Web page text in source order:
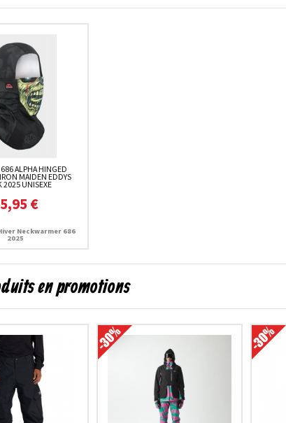
ALPHA HINGED
MAIDEN EDDYS
2025 UNISEXE
€
Neckwarmer 686
2025
en promotions